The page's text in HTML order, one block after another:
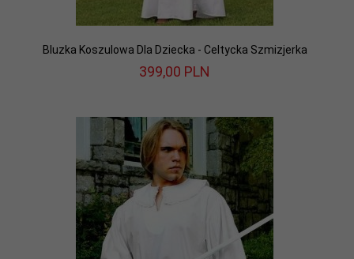
Bluzka Koszulowa Dla Dziecka - Celtycka Szmizjerka
399,00 PLN